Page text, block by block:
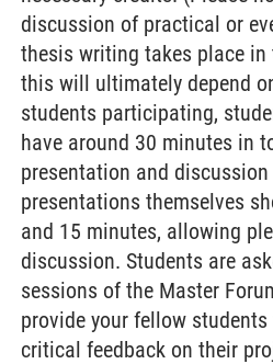
discussion of practical or
thesis writing takes place
this will ultimately depend
students participating,
have around 30 minutes in
presentation and
presentations themselves
and 15 minutes, allowing
discussion. Students are
sessions of the Master
provide your fellow
critical feedback on their